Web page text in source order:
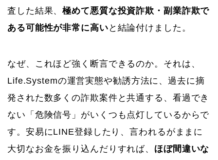
査した結果、極めて悪質な投資詐欺・副業詐欺で
ある可能性が非常に高い と結論付けました。
なぜ、これほど強く断言できるのか。それは、
Life.Systemの運営実態や勧誘方法に、過去に摘
発された数多くの詐欺案件と共通する、看過でき
ない「危険信号」がいくつも点灯しているからで
す。安易にLINE登録したり、言われるがままに
大切なお金を振り込んだりすれば、 ほぼ間違いな